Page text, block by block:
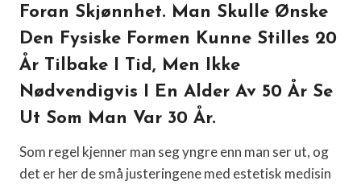
Foran Skjønnhet. Man Skulle Ønske
Den Fysiske Formen Kunne Stilles 20
År Tilbake I Tid, Men Ikke
Nødvendigvis I En Alder Av 50 År Se
Ut Som Man Var 30 År.
Som regel kjenner man seg yngre enn man ser ut, og
det er her de små justeringene med estetisk medisin